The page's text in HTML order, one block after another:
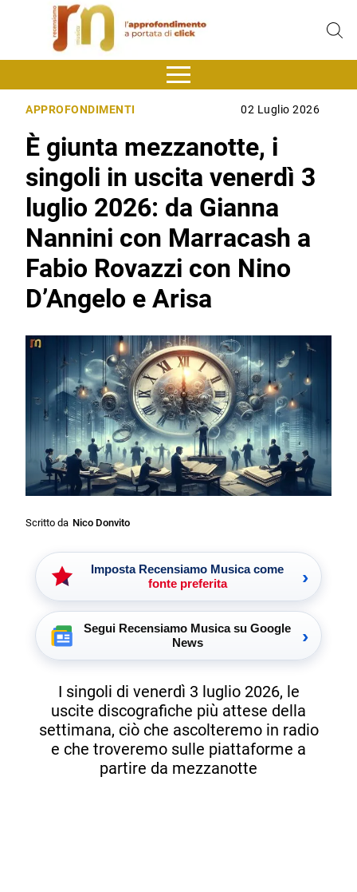
APPROFONDIMENTI 02 Luglio 2026
È giunta mezzanotte, i
singoli in uscita venerdì 3
luglio 2026: da Gianna
Nannini con Marracash a
Fabio Rovazzi con Nino
D’Angelo e Arisa
Scritto da Nico Donvito
Imposta Recensiamo Musica come
fonte preferita
›
Segui Recensiamo Musica su Google
News
›
I singoli di venerdì 3 luglio 2026, le
uscite discografiche più attese della
settimana, ciò che ascolteremo in radio
e che troveremo sulle piattaforme a
partire da mezzanotte